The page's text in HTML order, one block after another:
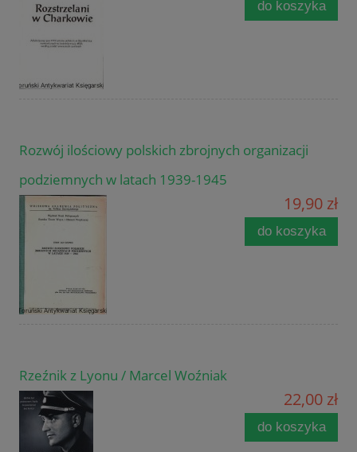
do koszyka
Rozwój ilościowy polskich zbrojnych organizacji
podziemnych w latach 1939-1945
19,90 zł
do koszyka
Rzeźnik z Lyonu / Marcel Woźniak
22,00 zł
do koszyka